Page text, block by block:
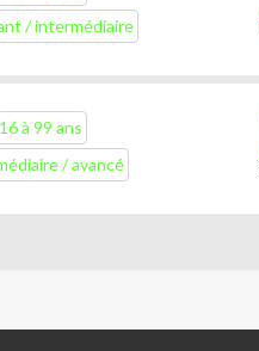
/ intermédiaire
16 à 99 ans
/ avancé